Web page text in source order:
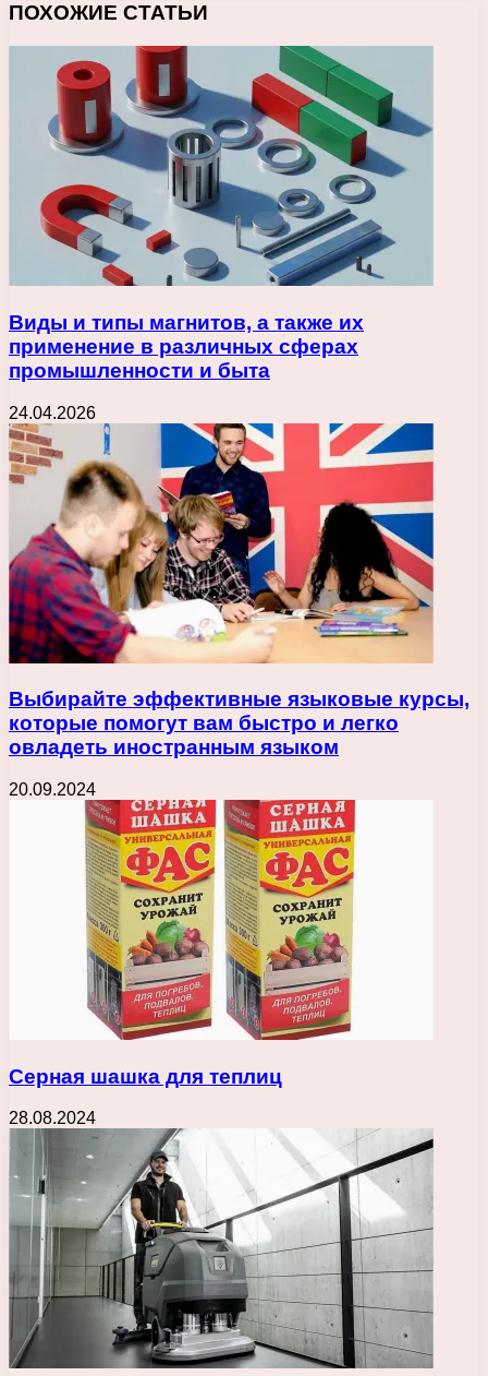
ПОХОЖИЕ СТАТЬИ
Виды и типы магнитов, а также их
применение в различных сферах
промышленности и быта
24.04.2026
Выбирайте эффективные языковые курсы,
которые помогут вам быстро и легко
овладеть иностранным языком
20.09.2024
Серная шашка для теплиц
28.08.2024